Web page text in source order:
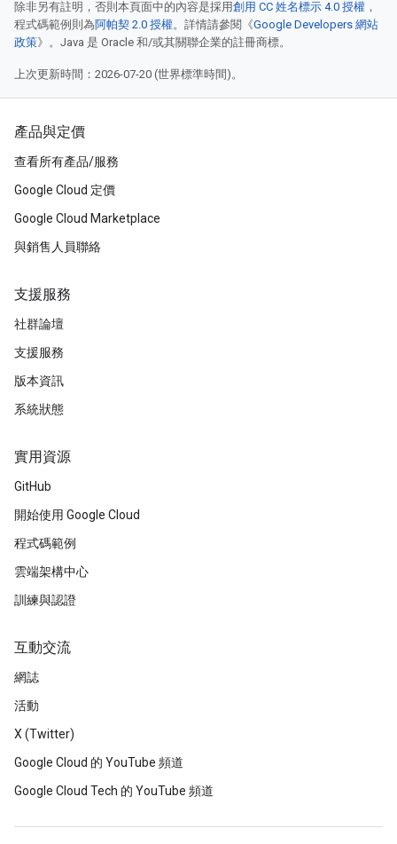
除非另有註明，否則本頁面中的內容是採用創用 CC 姓名標示 4.0 授權 ，
程式碼範例則為阿帕契 2.0 授權。詳情請參閱《Google Developers 網站
政策》。Java 是 Oracle 和/或其關聯企業的註冊商標。
上次更新時間：2026-07-20 (世界標準時間)。
產品與定價
查看所有產品/服務
Google Cloud 定價
Google Cloud Marketplace
與銷售人員聯絡
支援服務
社群論壇
支援服務
版本資訊
系統狀態
實用資源
GitHub
開始使用 Google Cloud
程式碼範例
雲端架構中心
訓練與認證
互動交流
網誌
活動
X (Twitter)
Google Cloud 的 YouTube 頻道
Google Cloud Tech 的 YouTube 頻道